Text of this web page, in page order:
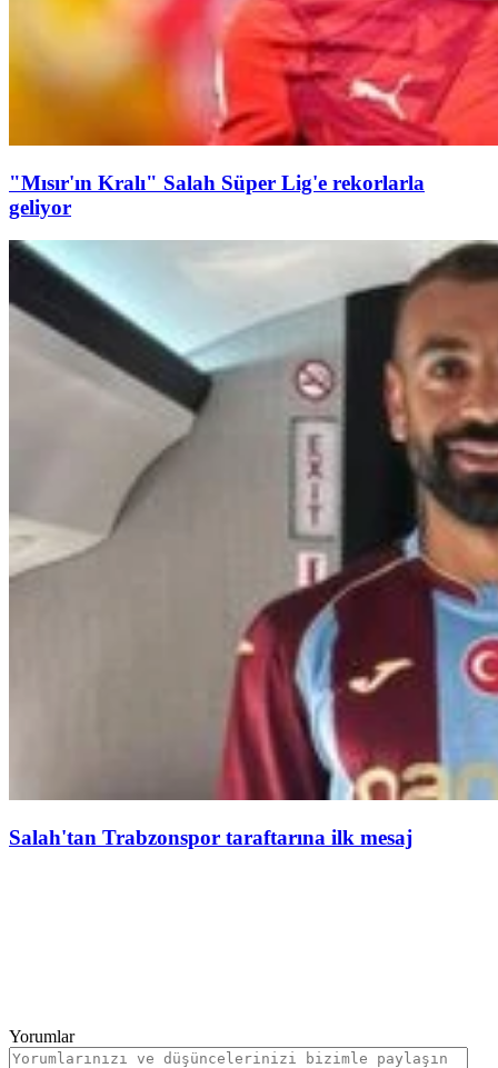
"Mısır'ın Kralı" Salah Süper Lig'e rekorlarla
geliyor
Salah'tan Trabzonspor taraftarına ilk mesaj
Yorumlar